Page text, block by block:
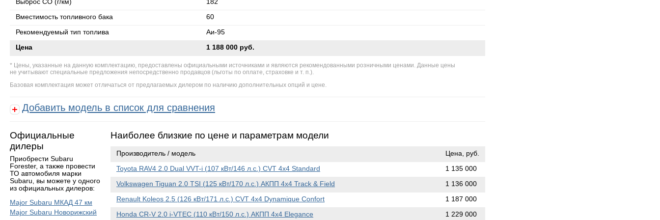
Выброс СО (г/км) 182
Вместимость топливного бака 60
Рекомендуемый тип топлива Аи-95
Цена 1 188 000 руб.
Цены, указанные на данную комплектацию, предоставлены официальными источниками и являются рекомендованными розничными ценами. Данные цены
не учитывают специальные предложения непосредственно продавцов (льготы по оплате, страховке и т. п.).
Базовая комплектация может отличаться от предлагаемых дилером по наличию дополнительных опций и цене.
Добавить модель в список для сравнения
Официальные
дилеры
Приобрести Subaru
Forester, а также провести
ТО автомобиля марки
Subaru, вы можете у одного
из официальных дилеров:
Major Subaru МКАД 47 км
Major Subaru Новорижский
Наиболее близкие по цене и параметрам модели
Производитель / модель Цена, руб.
Toyota RAV4 2.0 Dual VVT-i (107 кВт/146 л.с.) CVT 4x4 Standard 1 135 000
Volkswagen Tiguan 2.0 TSI (125 кВт/170 л.с.) АКПП 4x4 Track & Field 1 136 000
Renault Koleos 2.5 (126 кВт/171 л.с.) CVT 4x4 Dynamique Confort 1 187 000
Honda CR-V 2.0 i-VTEC (110 кВт/150 л.с.) АКПП 4x4 Elegance 1 229 000